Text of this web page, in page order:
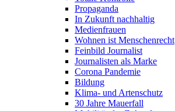
Propaganda
In Zukunft nachhaltig
Medienfrauen
Wohnen ist Menschenrecht
Feinbild Journalist
Journalisten als Marke
Corona Pandemie
Bildung
Klima- und Artenschutz
30 Jahre Mauerfall